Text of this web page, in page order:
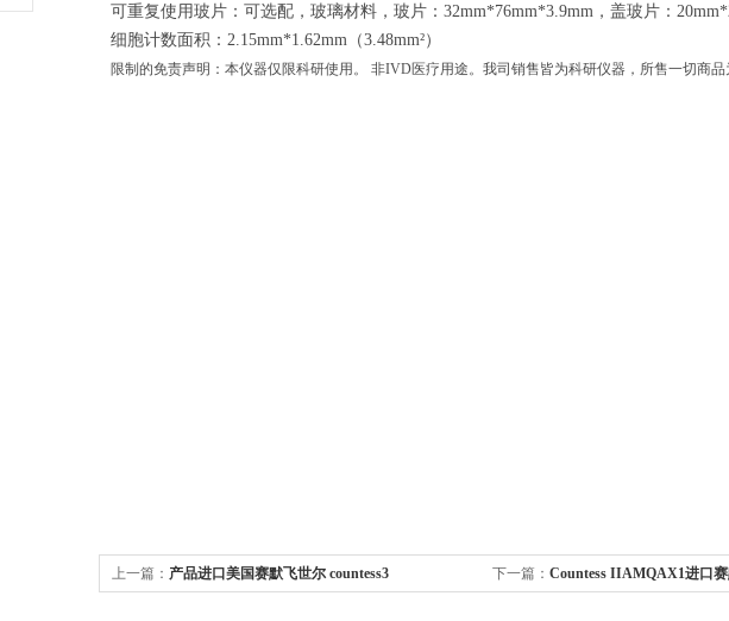
可重复使用玻片：可选配，玻璃材料，玻片：32mm*76mm*3.9mm，盖玻片：
细胞计数面积：2.15mm*1.62mm（3.48mm²）
限制的免责声明：本仪器仅限科研使用。 非IVD医疗用途。我司销售皆为科研仪器，所售一切商品
上一篇： 产品进口美国赛默飞世尔 countess3 下一篇： Countess IIAMQAX1进口